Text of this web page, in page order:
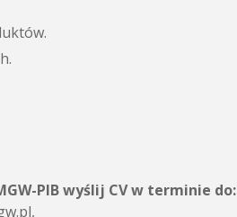
PIB wyślij CV w terminie do: